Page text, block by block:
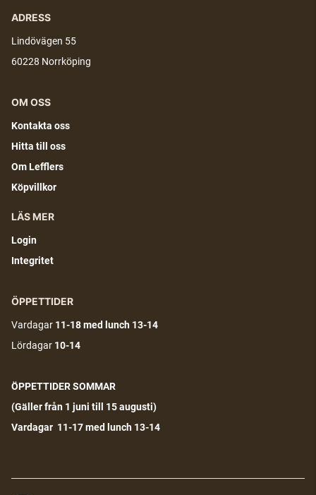
ADRESS
Lindövägen 55
60228 Norrköping
OM OSS
Kontakta oss
Hitta till oss
Om Lefflers
Köpvillkor
LÄS MER
Login
Integritet
ÖPPETTIDER
Vardagar 11-18med lunch 13-14
Lördagar 10-14
ÖPPETTIDER SOMMAR
(Gäller från 1 juni till 15 augusti)
Vardagar 11-17 med lunch 13-14